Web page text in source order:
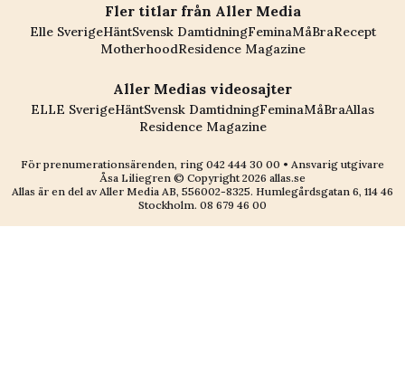
Fler titlar från Aller Media
Elle SverigeHäntSvensk DamtidningFeminaMåBraRecept
MotherhoodResidence Magazine
Aller Medias videosajter
ELLE SverigeHäntSvensk DamtidningFeminaMåBraAllas
Residence Magazine
För prenumerationsärenden, ring 042 444 30 00 • Ansvarig utgivare
Åsa Liliegren © Copyright2026 allas.se
Allas är en del av Aller Media AB, 556002-8325. Humlegårdsgatan 6, 114 46
Stockholm. 08 679 46 00